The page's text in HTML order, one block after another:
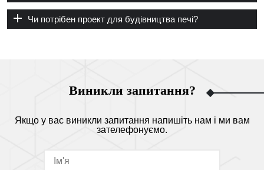
Чи потрібен проект для будівництва печі?
Виникли запитання?
Якщо у вас виникли запитання напишіть нам і ми вам
зателефонуємо.